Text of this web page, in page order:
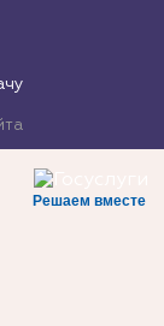
Решаем вместе